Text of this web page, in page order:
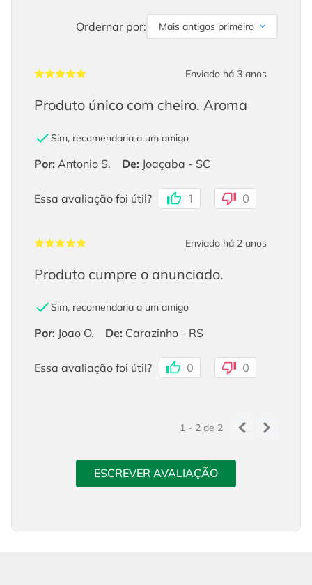
Ordernar por: Mais antigos primeiro
Enviado há 3 anos
Produto único com cheiro. Aroma
Sim, recomendaria a um amigo
Por: Antonio S. De: Joaçaba - SC
Essa avaliação foi útil? 1 0
Enviado há 2 anos
Produto cumpre o anunciado.
Sim, recomendaria a um amigo
Por: Joao O. De: Carazinho - RS
Essa avaliação foi útil? 0 0
1 - 2de 2
ESCREVER AVALIAÇÃO